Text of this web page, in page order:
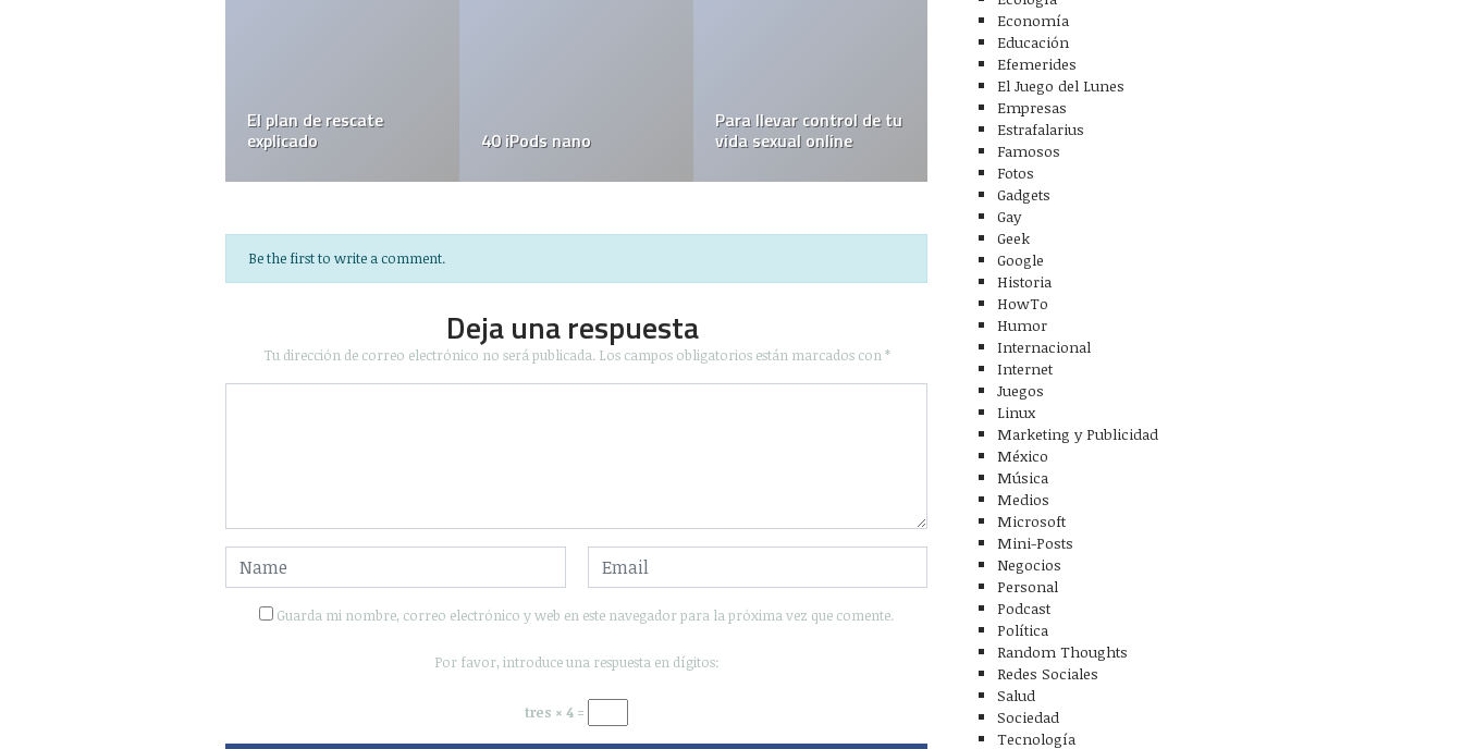
El plan de rescate
explicado 40 iPods nano
Para llevar control de tu
vida sexual online
Be the first to write a comment.
Deja una respuesta
Tu dirección de correo electrónico no será publicada. Los campos obligatorios están marcados con*
Guarda mi nombre, correo electrónico y web en este navegador para la próxima vez que comente.
Por favor, introduce una respuesta en dígitos:
tres × 4 =
Economía
Educación
Efemerides
El Juego del Lunes
Empresas
Estrafalarius
Famosos
Fotos
Gadgets
Gay
Geek
Google
Historia
HowTo
Humor
Internacional
Internet
Juegos
Linux
Marketing y Publicidad
México
Música
Medios
Microsoft
Mini-Posts
Negocios
Personal
Podcast
Política
Random Thoughts
Redes Sociales
Salud
Sociedad
Tecnología